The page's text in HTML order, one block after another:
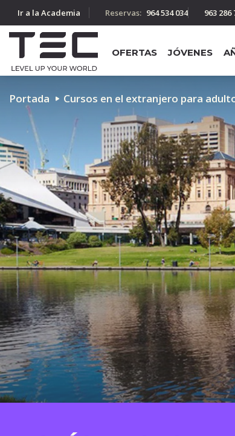
Ir a la Academia Reservas: 964 534 034 963 286
OFERTAS JÓVENES
Portada Cursos en el extranjero para